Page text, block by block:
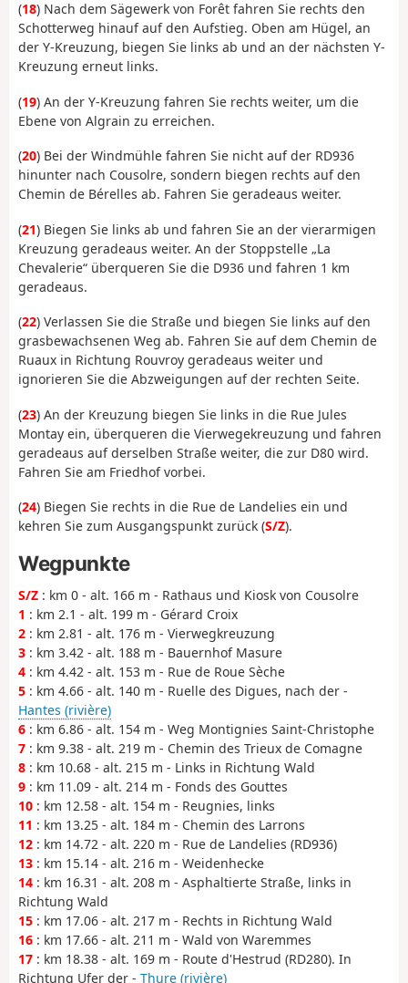
(18) Nach dem Sägewerk von Forêt fahren Sie rechts den
Schotterweg hinauf auf den Aufstieg. Oben am Hügel, an
der Y-Kreuzung, biegen Sie links ab und an der nächsten Y-
Kreuzung erneut links.
(19) An der Y-Kreuzung fahren Sie rechts weiter, um die
Ebene von Algrain zu erreichen.
(20) Bei der Windmühle fahren Sie nicht auf der RD936
hinunter nach Cousolre, sondern biegen rechts auf den
Chemin de Bérelles ab. Fahren Sie geradeaus weiter.
(21) Biegen Sie links ab und fahren Sie an der vierarmigen
Kreuzung geradeaus weiter. An der Stoppstelle „La
Chevalerie“ überqueren Sie die D936 und fahren 1 km
geradeaus.
(22) Verlassen Sie die Straße und biegen Sie links auf den
grasbewachsenen Weg ab. Fahren Sie auf dem Chemin de
Ruaux in Richtung Rouvroy geradeaus weiter und
ignorieren Sie die Abzweigungen auf der rechten Seite.
(23) An der Kreuzung biegen Sie links in die Rue Jules
Montay ein, überqueren die Vierwegekreuzung und fahren
geradeaus auf derselben Straße weiter, die zur D80 wird.
Fahren Sie am Friedhof vorbei.
(24) Biegen Sie rechts in die Rue de Landelies ein und
kehren Sie zum Ausgangspunkt zurück (S/Z).
Wegpunkte
S/Z : km 0 - alt. 166 m - Rathaus und Kiosk von Cousolre
1 : km 2.1 - alt. 199 m - Gérard Croix
2 : km 2.81 - alt. 176 m - Vierwegkreuzung
3 : km 3.42 - alt. 188 m - Bauernhof Masure
4 : km 4.42 - alt. 153 m - Rue de Roue Sèche
5 : km 4.66 - alt. 140 m - Ruelle des Digues, nach der -
Hantes (rivière)
6 : km 6.86 - alt. 154 m - Weg Montignies Saint-Christophe
7 : km 9.38 - alt. 219 m - Chemin des Trieux de Comagne
8 : km 10.68 - alt. 215 m - Links in Richtung Wald
9 : km 11.09 - alt. 214 m - Fonds des Gouttes
10 : km 12.58 - alt. 154 m - Reugnies, links
11 : km 13.25 - alt. 184 m - Chemin des Larrons
12 : km 14.72 - alt. 220 m - Rue de Landelies (RD936)
13 : km 15.14 - alt. 216 m - Weidenhecke
14 : km 16.31 - alt. 208 m - Asphaltierte Straße, links in
Richtung Wald
15 : km 17.06 - alt. 217 m - Rechts in Richtung Wald
16 : km 17.66 - alt. 211 m - Wald von Waremmes
17 : km 18.38 - alt. 169 m - Route d'Hestrud (RD280). In
Richtung Ufer der - Thure (rivière)